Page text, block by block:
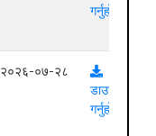
गर्नुहोस्
२०२६-०७-२८
डाउनलोड
गर्नुहोस्